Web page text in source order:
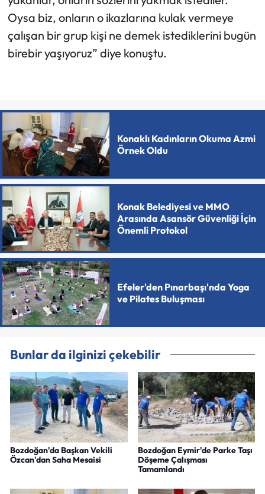
Oysa biz, onların o ikazlarına kulak vermeye
çalışan bir grup kişi ne demek istediklerini bugün
birebir yaşıyoruz” diye konuştu.
Konaklı Kadınların Okuma Azmi
Örnek Oldu
Konak Belediyesi ve MMO
Arasında Asansör Güvenliği İçin
Önemli Protokol
Efeler'den Pınarbaşı'nda Yoga
ve Pilates Buluşması
Bunlar da ilginizi çekebilir
Bozdoğan'da Başkan Vekili
Özcan'dan Saha Mesaisi
Bozdoğan Eymir'de Parke Taşı
Döşeme Çalışması
Tamamlandı